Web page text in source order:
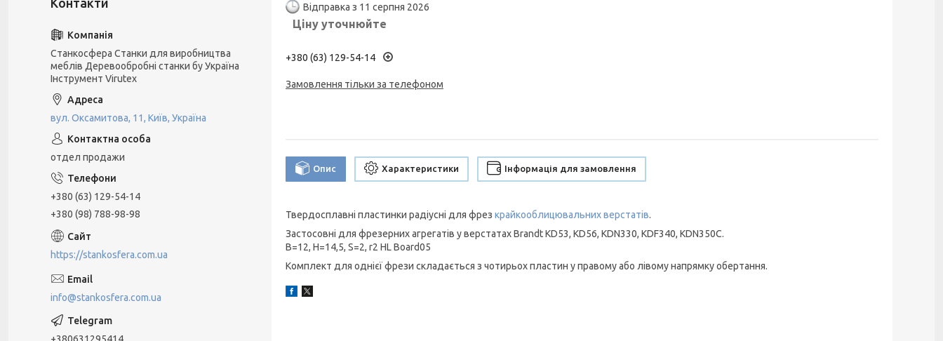
Відправка з 11 серпня 2026
Ціну уточнюйте
+380 (63) 129-54-14
Замовлення тільки за телефоном
Опис Характеристики Інформація для замовлення
Твердосплавні пластинки радіусні для фрез крайкооблицювальних верстатів.
Застосовні для фрезерних агрегатів у верстатах Brandt KD53, KD56, KDN330, KDF340, KDN350C.
B=12, H=14,5, S=2, r2 HL Board05
Комплект для однієї фрези складається з чотирьох пластин у правому або лівому напрямку обертання.
Станкосфера Станки для виробництва
меблів Деревообробні станки бу Україна
Інструмент Virutex
вул. Оксамитова, 11, Київ, Україна
отдел продажи
+380 (63) 129-54-14
+380 (98) 788-98-98
https://stankosfera.com.ua
info@stankosfera.com.ua
+380631295414